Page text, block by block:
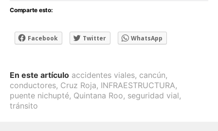
Comparte esto:
Facebook Twitter WhatsApp
En este artículo accidentes viales, cancún,
conductores, Cruz Roja, INFRAESTRUCTURA,
puente nichupté, Quintana Roo, seguridad vial,
tránsito